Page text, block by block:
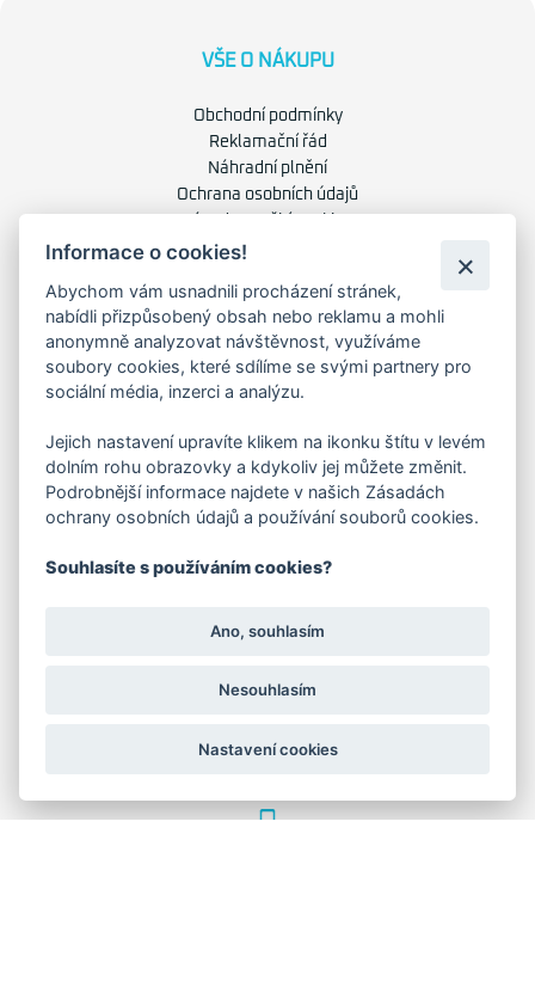
VŠE O NÁKUPU
Obchodní podmínky
Reklamační řád
Náhradní plnění
Ochrana osobních údajů
O NÁS
O společnosti
Kariéra
Kontakty
FAKTURAČNÍ ADRESA
Družstevní 1394/12
Praha 4 - Nusle, 140 00
DIČ: CZ28404009
KORESP. ADRESA A SKLAD
Informace o cookies!
Abychom vám usnadnili procházení stránek,
nabídli přizpůsobený obsah nebo reklamu a mohli
anonymně analyzovat návštěvnost, využíváme
soubory cookies, které sdílíme se svými partnery pro
sociální média, inzerci a analýzu.
Jejich nastavení upravíte klikem na ikonku štítu v levém
dolním rohu obrazovky a kdykoliv jej můžete změnit.
Podrobnější informace najdete v našich Zásadách
ochrany osobních údajů a používání souborů cookies.
Souhlasíte s používáním cookies?
Ano, souhlasím
Nesouhlasím
Nastavení cookies